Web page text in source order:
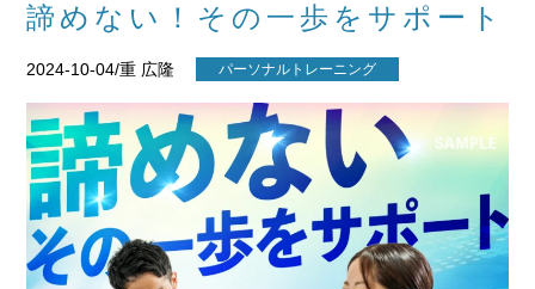
諦めない！その一歩をサポート
2024-10-04/重 広隆 パーソナルトレーニング